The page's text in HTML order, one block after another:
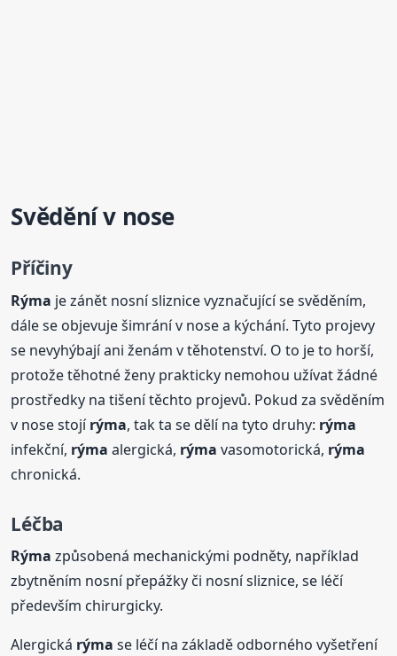
Svědění v nose
Příčiny
Rýma je zánět nosní sliznice vyznačující se svěděním,
dále se objevuje šimrání v nose a kýchání. Tyto projevy
se nevyhýbají ani ženám v těhotenství. O to je to horší,
protože těhotné ženy prakticky nemohou užívat žádné
prostředky na tišení těchto projevů. Pokud za svěděním
v nose stojírýma, tak ta se dělí na tyto druhy: rýma
infekční, rýma alergická, rýma vasomotorická, rýma
chronická.
Léčba
Rýma způsobená mechanickými podněty, například
zbytněním nosní přepážky či nosní sliznice, se léčí
především chirurgicky.
Alergická rýma se léčí na základě odborného vyšetření